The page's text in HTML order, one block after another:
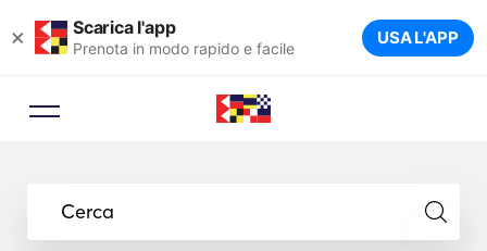
× Scarica l'app
Prenota in modo rapido e facile USA L'APP
Cerca